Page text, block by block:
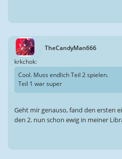
TheCandyMan666
krkchok:
Cool. Muss endlich Teil 2 spielen.
Teil 1 war super
Geht mir genauso, fand den ersten
den 2. nun schon ewig in meiner